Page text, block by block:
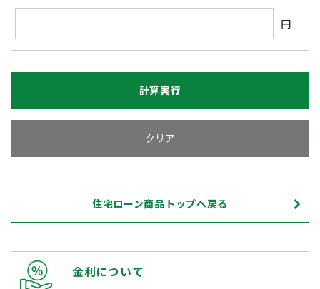
円
計算実行
住宅ローン商品トップへ戻る
金利について